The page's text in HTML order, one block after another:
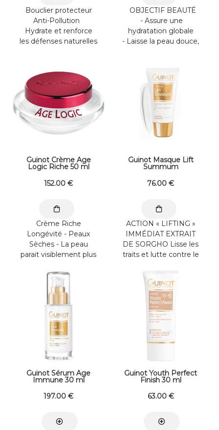
Bouclier protecteur
Anti-Pollution
Hydrate et renforce
les défenses naturelles
OBJECTIF BEAUTÉ
- Assure une
hydratation globale
- Laisse la peau douce,
Guinot Crème Age
Logic Riche 50 ml
152.00 €
Crème Riche
Longévité - Peaux
Sèches - La peau
parait visiblement plus
peau retrouve le
confort, ...
Guinot Masque Lift
Summum
76.00 €
ACTION « LIFTING »
IMMÉDIAT EXTRAIT
DE SORGHO Lisse les
traits et lutte contre le
formant un film ...
Guinot Sérum Age
Immune 30 ml
197.00 €
Guinot Youth Perfect
Finish 30 ml
63.00 €